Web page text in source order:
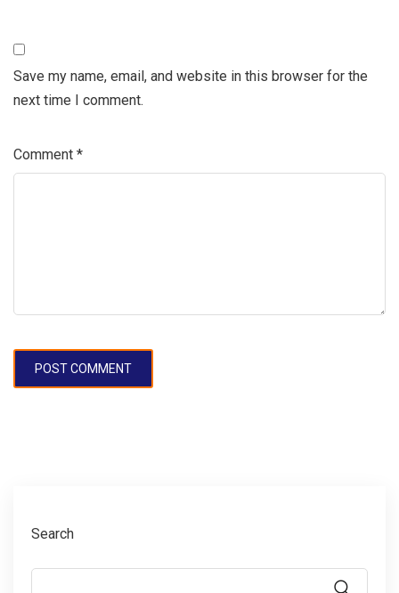
Save my name, email, and website in this browser for the
next time I comment.
Comment *
Search